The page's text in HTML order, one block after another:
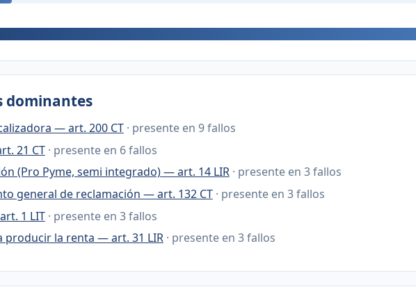
dominantes
— art. 200 CT · presente en 9 fallos
21 CT · presente en 6 fallos
(Pro Pyme, semi integrado) — art. 14 LIR · presente en 3 fallos
general de reclamación — art. 132 CT · presente en 3 fallos
1 LIT · presente en 3 fallos
producir la renta — art. 31 LIR · presente en 3 fallos